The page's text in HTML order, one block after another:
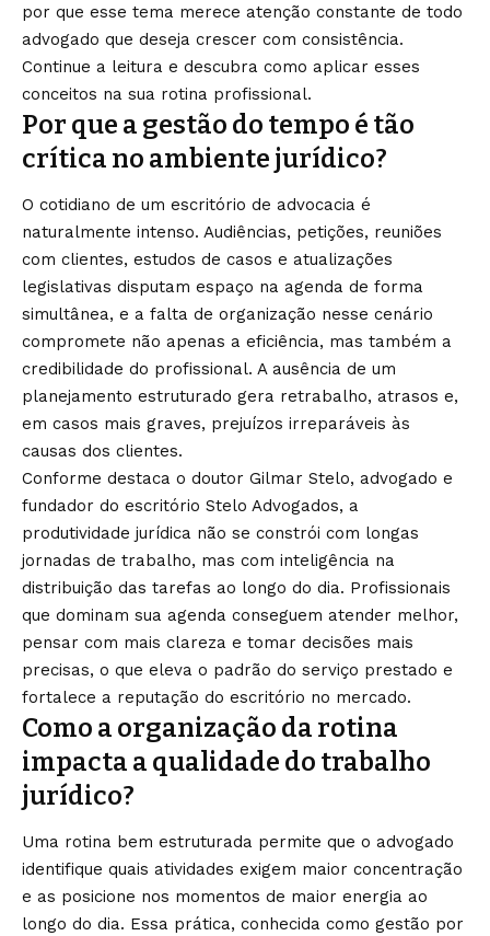
por que esse tema merece atenção constante de todo
advogado que deseja crescer com consistência.
Continue a leitura e descubra como aplicar esses
conceitos na sua rotina profissional.
Por que a gestão do tempo é tão
crítica no ambiente jurídico?
O cotidiano de um escritório de advocacia é
naturalmente intenso. Audiências, petições, reuniões
com clientes, estudos de casos e atualizações
legislativas disputam espaço na agenda de forma
simultânea, e a falta de organização nesse cenário
compromete não apenas a eficiência, mas também a
credibilidade do profissional. A ausência de um
planejamento estruturado gera retrabalho, atrasos e,
em casos mais graves, prejuízos irreparáveis às
causas dos clientes.
Conforme destaca o doutor Gilmar Stelo, advogado e
fundador do escritório Stelo Advogados, a
produtividade jurídica não se constrói com longas
jornadas de trabalho, mas com inteligência na
distribuição das tarefas ao longo do dia. Profissionais
que dominam sua agenda conseguem atender melhor,
pensar com mais clareza e tomar decisões mais
precisas, o que eleva o padrão do serviço prestado e
fortalece a reputação do escritório no mercado.
Como a organização da rotina
impacta a qualidade do trabalho
jurídico?
Uma rotina bem estruturada permite que o advogado
identifique quais atividades exigem maior concentração
e as posicione nos momentos de maior energia ao
longo do dia. Essa prática, conhecida como gestão por